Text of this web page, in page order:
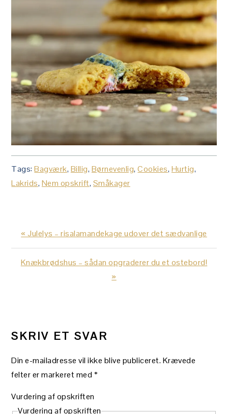
Tags:Bagværk, Billig, Børnevenlig,Cookies, Hurtig,
Lakrids, Nem opskrift, Småkager
Previous
Post:
« Julelys – risalamandekage udover det sædvanlige
Next
Knækbrødshus – sådan opgraderer du et ostebord!
»
SKRIV ET SVAR
Din e-mailadresse vil ikke blive publiceret.Krævede
felter er markeret med *
Vurdering af opskriften
Vurdering af opskriften